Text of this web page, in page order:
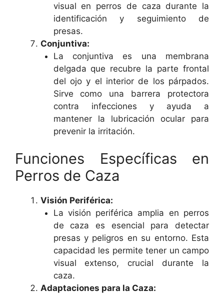
visual en perros de caza durante la
identificación y seguimiento de
presas.
Conjuntiva:
La conjuntiva es una membrana
delgada que recubre la parte frontal
del ojo y el interior de los párpados.
Sirve como una barrera protectora
contra infecciones y ayuda a
mantener la lubricación ocular para
prevenir la irritación.
Funciones Específicas en
Perros de Caza
Visión Periférica:
La visión periférica amplia en perros
de caza es esencial para detectar
presas y peligros en su entorno. Esta
capacidad les permite tener un campo
visual extenso, crucial durante la
caza.
Adaptaciones para la Caza: